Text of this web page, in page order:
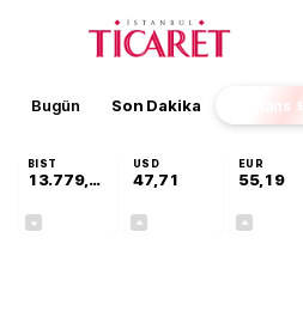
Bugün Son Dakika Finans
BIST
13.779,39
USD
47,71
EUR
55,19